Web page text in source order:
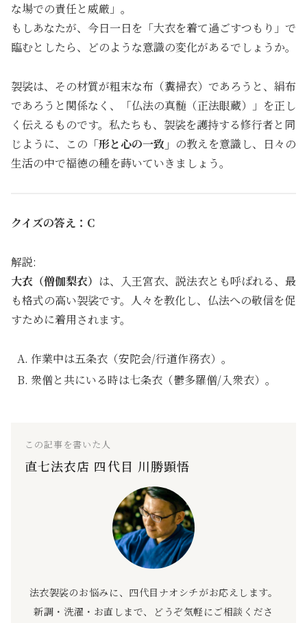
な場での責任と威厳」。
もしあなたが、今日一日を「大衣を着て過ごすつもり」で
臨むとしたら、どのような意識の変化があるでしょうか。
袈裟は、その材質が粗末な布（糞掃衣）であろうと、絹布
であろうと関係なく、「仏法の真髄（正法眼蔵）」を正し
く伝えるものです。私たちも、袈裟を護持する修行者と同
じように、この 「形と心の一致」 の教えを意識し、日々の
生活の中で福徳の種を蒔いていきましょう。
クイズの答え：C
解説:
大衣（僧伽梨衣） は、入王宮衣、説法衣とも呼ばれる、最
も格式の高い袈裟です。人々を教化し、仏法への敬信を促
すために着用されます。
作業中は五条衣（安陀会/行道作務衣）。
衆僧と共にいる時は七条衣（鬱多羅僧/入衆衣）。
この記事を書いた人
直七法衣店 四代目 川勝顕悟
法衣袈裟のお悩みに、四代目ナオシチがお応えします。
新調・洗濯・お直しまで、どうぞ気軽にご相談くださ